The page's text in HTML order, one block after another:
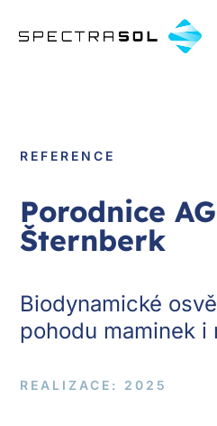
REFERENCE
Porodnice
Šternberk
Biodynamické
pohodu maminek i
REALIZACE: 2025